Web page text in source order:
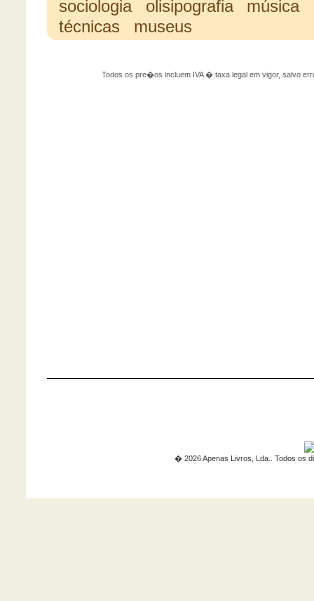
sociologia
olisipografia música
técnicas
museus
Todos os pre�os incluem IVA � taxa legal em vigor, salvo
� 2026 Apenas Livros, Lda.. Todos os